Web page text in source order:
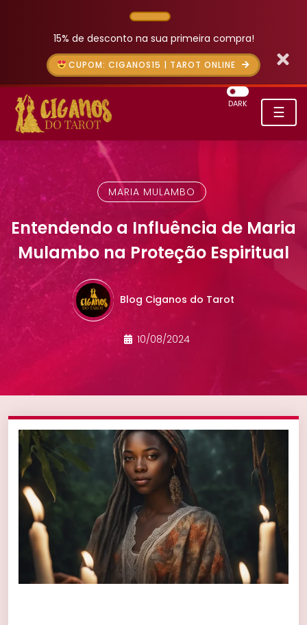
15% de desconto na sua primeira compra!
CUPOM: CIGANOS15 | TAROT ONLINE
☰
DARK
MARIA MULAMBO
Entendendo a Influência de Maria
Mulambo na Proteção Espiritual
Blog Ciganos do Tarot
10/08/2024